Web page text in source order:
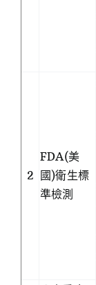
2
FDA(美
國)衛生標
準檢測